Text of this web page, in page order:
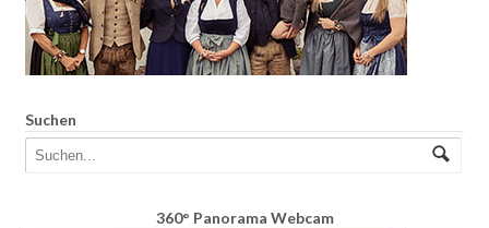
Suchen
360° Panorama Webcam